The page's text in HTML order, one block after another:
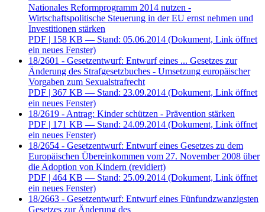
Nationales Reformprogramm 2014 nutzen -
Wirtschaftspolitische Steuerung in der EU ernst nehmen und
Investitionen stärken
PDF | 158 KB — Stand: 05.06.2014 (Dokument, Link öffnet
ein neues Fenster)
18/2601 - Gesetzentwurf: Entwurf eines ... Gesetzes zur
Änderung des Strafgesetzbuches - Umsetzung europäischer
Vorgaben zum Sexualstrafrecht
PDF | 367 KB — Stand: 23.09.2014 (Dokument, Link öffnet
ein neues Fenster)
18/2619 - Antrag: Kinder schützen - Prävention stärken
PDF | 171 KB — Stand: 24.09.2014 (Dokument, Link öffnet
ein neues Fenster)
18/2654 - Gesetzentwurf: Entwurf eines Gesetzes zu dem
Europäischen Übereinkommen vom 27. November 2008 über
die Adoption von Kindern (revidiert)
PDF | 464 KB — Stand: 25.09.2014 (Dokument, Link öffnet
ein neues Fenster)
18/2663 - Gesetzentwurf: Entwurf eines Fünfundzwanzigsten
Gesetzes zur Änderung des